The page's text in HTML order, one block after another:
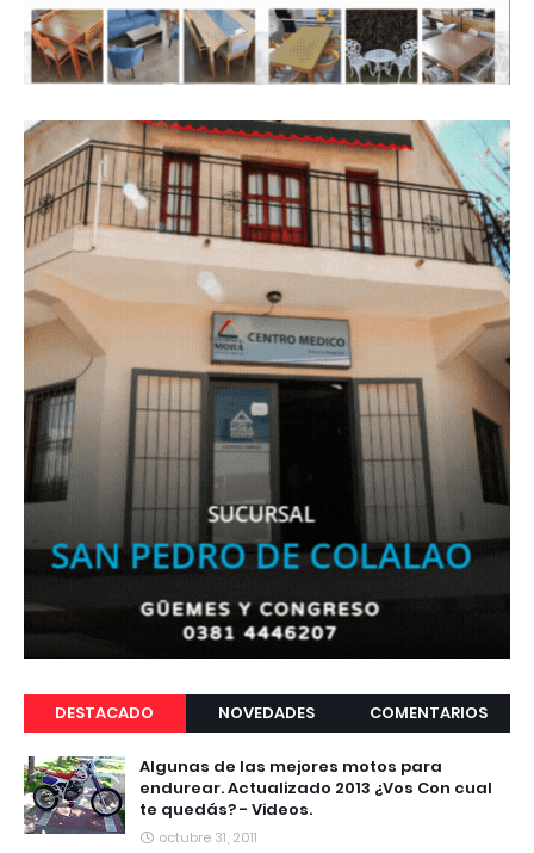
DESTACADO NOVEDADES COMENTARIOS
Algunas de las mejores motos para
endurear. Actualizado 2013 ¿Vos Con cual
te quedás? - Videos.
octubre 31, 2011